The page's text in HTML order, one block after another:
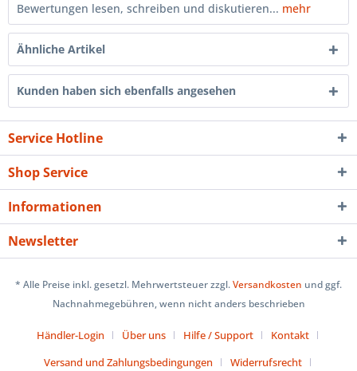
Bewertungen lesen, schreiben und diskutieren... mehr
Ähnliche Artikel
Kunden haben sich ebenfalls angesehen
Service Hotline
Shop Service
Informationen
Newsletter
* Alle Preise inkl. gesetzl. Mehrwertsteuer zzgl.Versandkosten und ggf.
Nachnahmegebühren, wenn nicht anders beschrieben
Händler-Login Über uns Hilfe / Support
Kontakt
Versand und Zahlungsbedingungen
Widerrufsrecht